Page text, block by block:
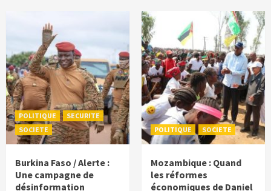
POLITIQUE
SECURITE
SOCIETE
Burkina Faso / Alerte :
Une campagne de
désinformation
POLITIQUE SOCIETE
Mozambique : Quand
les réformes
économiques de Daniel